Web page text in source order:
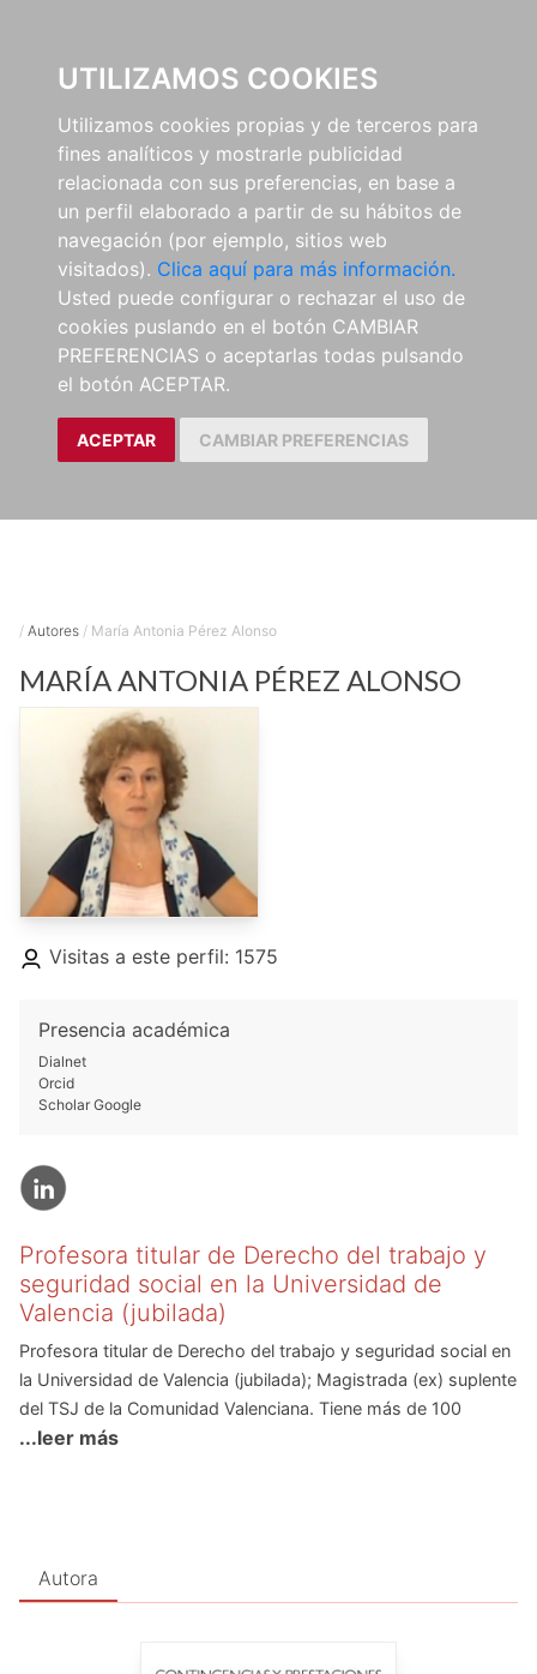
UTILIZAMOS COOKIES
Utilizamos cookies propias y de terceros para
fines analíticos y mostrarle publicidad
relacionada con sus preferencias, en base a
un perfil elaborado a partir de su hábitos de
navegación (por ejemplo, sitios web
visitados). Clica aquí para más información.
Usted puede configurar o rechazar el uso de
cookies puslando en el botón CAMBIAR
PREFERENCIAS o aceptarlas todas pulsando
el botón ACEPTAR.
ACEPTAR CAMBIAR PREFERENCIAS
/ Autores / María Antonia Pérez Alonso
MARÍA ANTONIA PÉREZ ALONSO
Visitas a este perfil: 1575
Presencia académica
Dialnet
Orcid
Scholar Google
Profesora titular de Derecho del trabajo y
seguridad social en la Universidad de
Valencia (jubilada)
Profesora titular de Derecho del trabajo y seguridad social en
la Universidad de Valencia (jubilada); Magistrada (ex) suplente
del TSJ de la Comunidad Valenciana. Tiene más de 100
publicaciones: La Incapacidad Laboral (1995); Los
reconocimientos médicos como jornada laboral. La
prevención del accidente de trabajo y la enfermedad
...leer más
Autora